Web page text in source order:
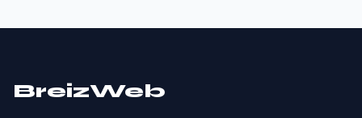
BreizWeb